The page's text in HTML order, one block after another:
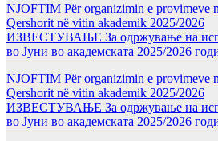
NJOFTIM Për organizimin e provimeve
Qershorit në vitin akademik 2025/2026
ИЗВЕСТУВАЊЕ За одржување на
во Јуни во академската 2025/2026
NJOFTIM Për organizimin e provimeve
Qershorit në vitin akademik 2025/2026
ИЗВЕСТУВАЊЕ За одржување на
во Јуни во академската 2025/2026